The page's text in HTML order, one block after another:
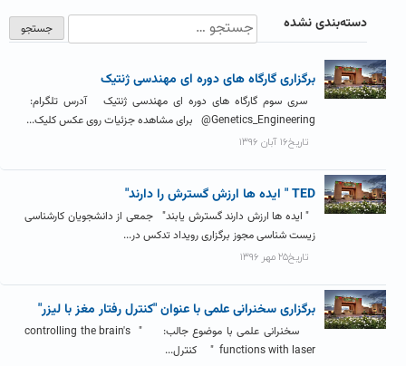
دسته‌بندی نشده
برگزاری گارگاه های دوره ای مهندسی ژنتیک
سری سوم گارگاه های دوره ای مهندسی ژنتیک آدرس تلگرام:
Genetics_Engineering@ برای مشاهده جزئیات روی عکس کلیک...
تاریخ۱۶ آبان ۱۳۹۶
TED " ایده ها ارزش گسترش را دارند"
" ایده­ ها ارزش دارند گسترش یابند" جمعی از دانشجویان کارشناسی
زیست شناسی مجوز برگزاری رویداد تدکس در...
تاریخ۲۵ مهر ۱۳۹۶
برگزاری سخنرانی علمی با عنوان "کنترل رفتار مغز با لیزر"
سخنرانی علمی با موضوع جالب: " controlling the brain's
functions with laser " کنترل...